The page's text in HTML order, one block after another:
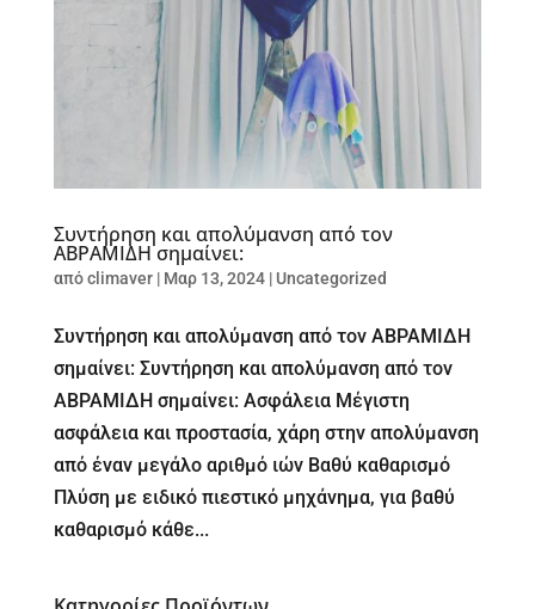
Συντήρηση και απολύμανση από τον
ΑΒΡΑΜΙΔΗ σημαίνει:
απόclimaver| Μαρ 13, 2024| Uncategorized
Συντήρηση και απολύμανση από τον ΑΒΡΑΜΙΔΗ
σημαίνει: Συντήρηση και απολύμανση από τον
ΑΒΡΑΜΙΔΗ σημαίνει: Ασφάλεια Μέγιστη
ασφάλεια και προστασία, χάρη στην απολύμανση
από έναν μεγάλο αριθμό ιών Βαθύ καθαρισμό
Πλύση με ειδικό πιεστικό μηχάνημα, για βαθύ
καθαρισμό κάθε...